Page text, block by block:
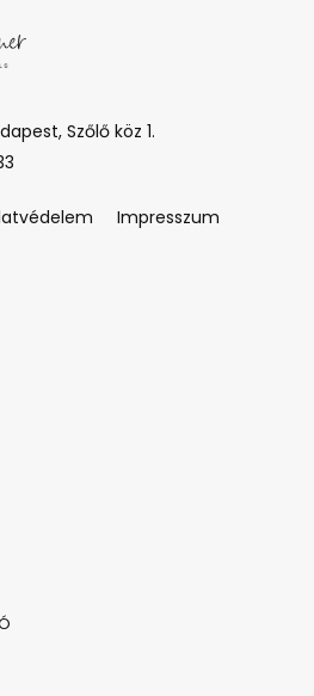
Szőlő köz 1.
Impresszum